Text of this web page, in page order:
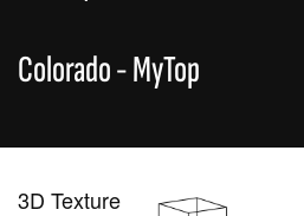
Colorado - MyTop
3D Texture